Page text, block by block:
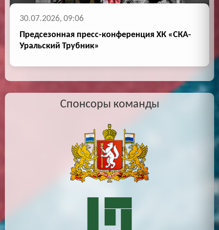
30.07.2026, 09:06
Предсезонная пресс-конференция ХК «СКА-
Уральский Трубник»
Спонсоры команды